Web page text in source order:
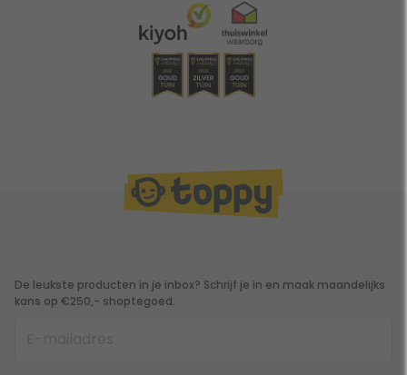
De leukste producten in je inbox? Schrijf je in en maak maandelijks
kans op €250,- shoptegoed.